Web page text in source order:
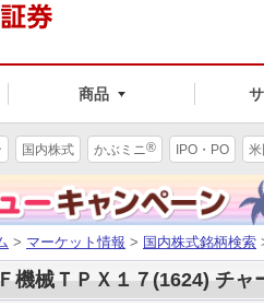
商品
国内株式 かぶミニ® IPO・PO
> マーケット情報 > 国内株式銘柄検索
機械ＴＰＸ１７(1624) チャ